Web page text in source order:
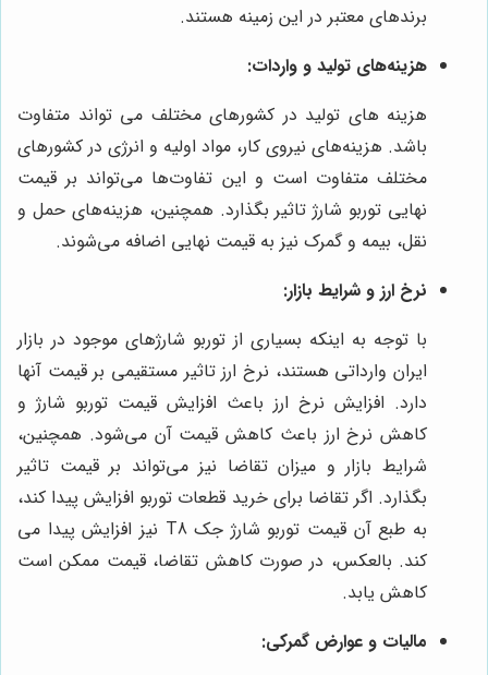
برندهای معتبر در این زمینه هستند.
هزینه‌های تولید و واردات:
هزینه های تولید در کشورهای مختلف می تواند متفاوت
باشد. هزینه‌های نیروی کار، مواد اولیه و انرژی در کشورهای
مختلف متفاوت است و این تفاوت‌ها می‌تواند بر قیمت
نهایی توربو شارژ تاثیر بگذارد. همچنین، هزینه‌های حمل و
نقل، بیمه و گمرک نیز به قیمت نهایی اضافه می‌شوند.
نرخ ارز و شرایط بازار:
با توجه به اینکه بسیاری از توربو شارژهای موجود در بازار
ایران وارداتی هستند، نرخ ارز تاثیر مستقیمی بر قیمت آنها
دارد. افزایش نرخ ارز باعث افزایش قیمت توربو شارژ و
کاهش نرخ ارز باعث کاهش قیمت آن می‌شود. همچنین،
شرایط بازار و میزان تقاضا نیز می‌تواند بر قیمت تاثیر
بگذارد. اگر تقاضا برای خرید قطعات توربو افزایش پیدا کند،
به طبع آن قیمت توربو شارژ جک T8 نیز افزایش پیدا می
کند. بالعکس، در صورت کاهش تقاضا، قیمت ممکن است
کاهش یابد.
مالیات و عوارض گمرکی: